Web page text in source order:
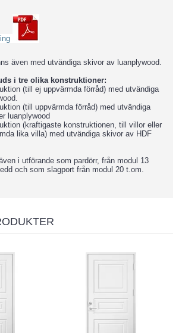
även med utvändiga skivor av luanplywood.
i tre olika konstruktioner:
(till ej uppvärmda förråd) med utvändiga
(till uppvärmda förråd) med utvändiga
luanplywood
(kraftigaste konstruktionen, till villor eller
lika villa) med utvändiga skivor av HDF
i utförande som pardörr, från modul 13
och som slagport från modul 20 t.om.